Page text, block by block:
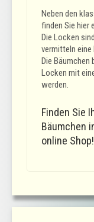
Neben den
finden Sie hier
Die Locken
vermitteln
Die Bäumchen
Locken mit
werden.
Finden Sie
Bäumchen
online Shop!